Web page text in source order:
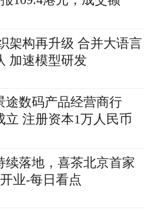
讯
架构再升级 合并大语言
加速模型研发
途数码产品经营商行
立 注册资本1万人民币
续落地，喜茶北京首家
业-每日看点